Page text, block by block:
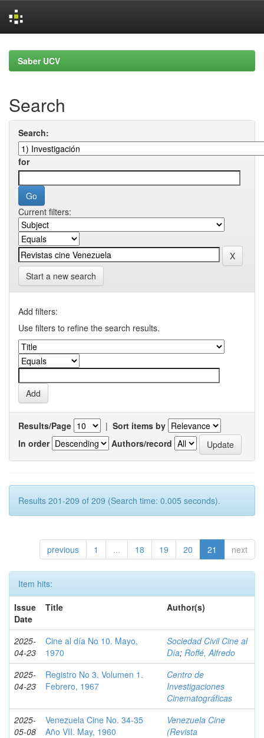
navigationSaber UCV
Search
Search:
for
Current filters:
Start a new search
Add filters:
Use filters to refine the search results.
Results/Page | Sort items by
In order
Authors/record
Results 201-209 of 209 (Search time: 0.005 seconds).
previous 1 ... 18 19 20 21 next
Item hits:
Issue
Date
Title Author(s)
2025-
04-23
Cine al día No 10. Mayo,
1970
Sociedad Civil Cine al
Día; Roffé, Alfredo
2025-
04-23
Registro No 3. Volumen 1.
Febrero, 1967
Centro de
Investigaciones
Cinematográficas
2025-
05-08
Venezuela Cine No. 34-35
Año VII. May, 1960
Venezuela Cine
(Revista